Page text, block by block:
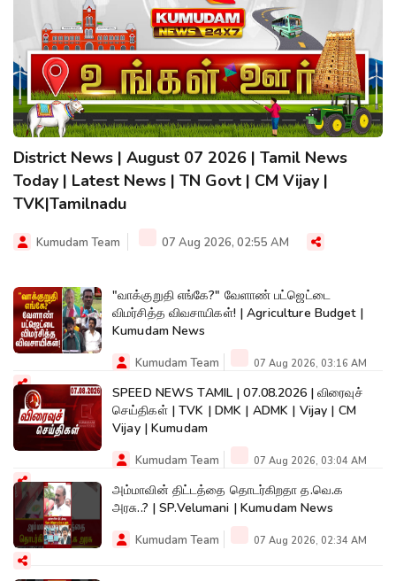
District News | August 07 2026 | Tamil News
Today | Latest News | TN Govt | CM Vijay |
TVK|Tamilnadu
Kumudam Team 07 Aug 2026, 02:55 AM
"வாக்குறுதி எங்கே?" வேளாண் பட்ஜெட்டை
விமர்சித்த விவசாயிகள்! | Agriculture Budget |
Kumudam News
Kumudam Team 07 Aug 2026, 03:16 AM
SPEED NEWS TAMIL | 07.08.2026 | விரைவுச்
செய்திகள் | TVK | DMK | ADMK | Vijay | CM
Vijay | Kumudam
Kumudam Team 07 Aug 2026, 03:04 AM
அம்மாவின் திட்டத்தை தொடர்கிறதா த.வெ.க
அரசு..? | SP.Velumani | Kumudam News
Kumudam Team 07 Aug 2026, 02:34 AM